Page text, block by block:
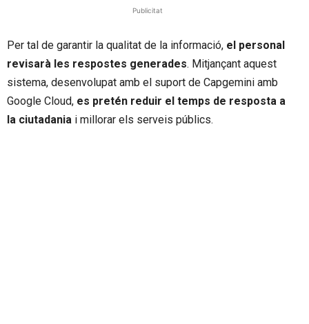
Publicitat
Per tal de garantir la qualitat de la informació, el personal
revisarà les respostes generades. Mitjançant aquest
sistema, desenvolupat amb el suport de Capgemini amb
Google Cloud, es pretén reduir el temps de resposta a
la ciutadania i millorar els serveis públics.